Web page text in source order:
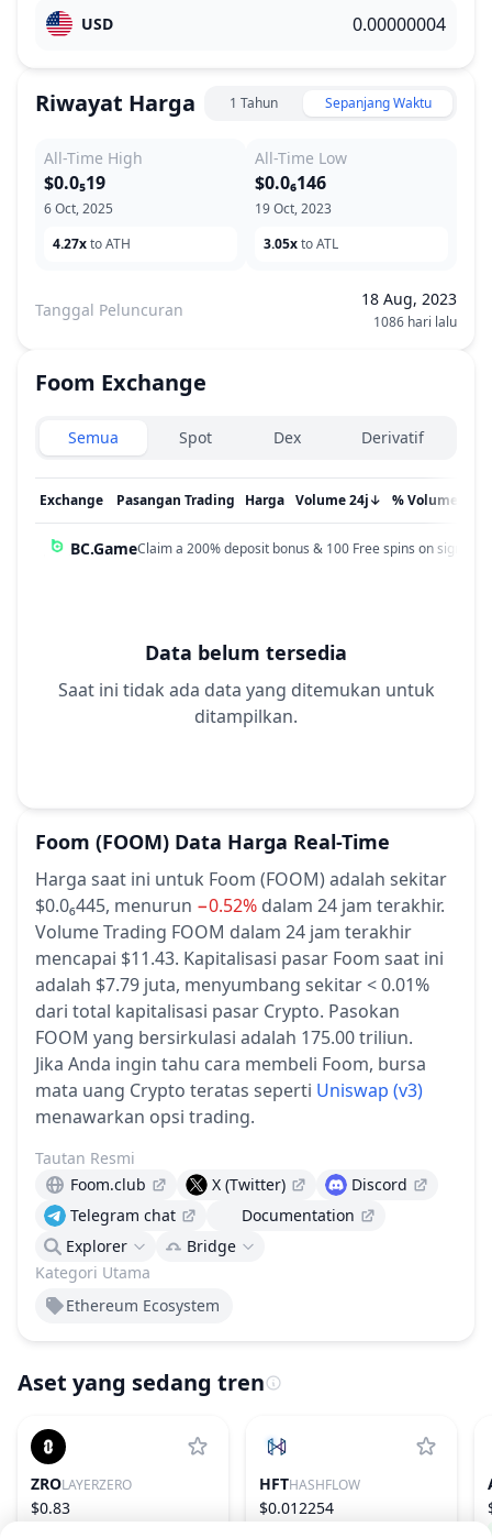
USD
Riwayat Harga 1 Tahun Sepanjang Waktu
All-Time High
6 Oct, 2025
$0.0₅19
4.27xto ATH
All-Time Low
19 Oct, 2023
$0.0₆146
3.05xto ATL
Tanggal Peluncuran
18 Aug, 2023
1086 hari lalu
Foom Exchange
Exchanges type
Semua Spot Dex Derivatif
Exchange Pasangan Trading Harga ↓
Volume 24j % Volume
BC.GameClaim a 200% deposit bonus & 100 Free spins on sign up!
Data belum tersedia
Saat ini tidak ada data yang ditemukan untuk
ditampilkan.
Foom (FOOM) Data Harga Real-Time
Harga saat ini untuk Foom (FOOM) adalah sekitar
$0.0₆445, menurun −0.52% dalam 24 jam terakhir.
Volume Trading FOOM dalam 24 jam terakhir
mencapai $11.43. Kapitalisasi pasar Foom saat ini
adalah $7.79 juta, menyumbang sekitar < 0.01%
dari total kapitalisasi pasar Crypto. Pasokan
FOOM yang bersirkulasi adalah 175.00 triliun.
Jika Anda ingin tahu cara membeli Foom, bursa
mata uang Crypto teratas seperti Uniswap (v3)
menawarkan opsi trading.
Kategori Utama
Ethereum Ecosystem
Tautan Resmi
Foom.club
X (Twitter)
Discord
Telegram chat
Documentation
Explorer
Bridge
Aset yang sedang tren
ZROLAYERZERO
$0.83
HFTHASHFLOW
$0.012254